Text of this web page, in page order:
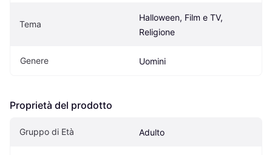
Tema
Halloween, Film e TV,
Religione
Genere Uomini
Proprietà del prodotto
Gruppo di Età Adulto